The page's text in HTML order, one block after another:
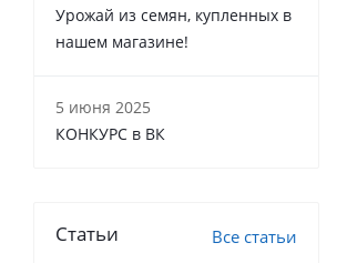
Урожай из семян, купленных в
нашем магазине!
5 июня 2025
КОНКУРС в ВК
Статьи Все статьи